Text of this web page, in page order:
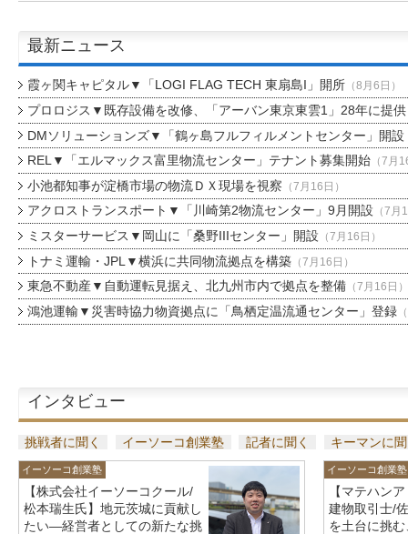
最新ニュース
霞ヶ関キャピタル▼「LOGI FLAG TECH 東扇島I」開所（8月6日）
プロロジス▼既存設備を改修、「アーバン東京東雲1」28年に提供
DMソリューションズ▼「鶴ヶ島フルフィルメントセンター」開設
REL▼「エルマックス富里物流センター」テナント募集開始（7月
小池都知事が淀橋市場の物流ＤＸ現場を視察 （7月16日）
アクロストランスポート▼「川崎第2物流センター」9月開設 （7月
ミスターサービス▼岡山に「桑野IIIセンター」開設 （7月16日）
トナミ運輸・JPL▼横浜に共同物流拠点を構築（7月16日）
東急不動産▼自動運転見据え、北九州市内で拠点を整備（7月16日）
鴻池運輸▼災害時協力物資拠点に「鳥栖定温流通センター」登録
インタビュー
挑戦者に聞く イーソーコ創業塾 記者に聞く キーマンに
イーソーコ創業塾
【株式会社イーソーコクール/
松本瑞生氏】地元茨城に貢献し
たい—経営者としての新たな挑
イーソーコ創業塾
【マテハン
建物取引士/
を土台に挑